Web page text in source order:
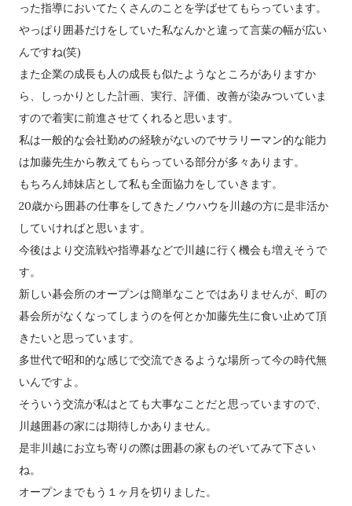
った指導においてたくさんのことを学ばせてもらっています。
やっぱり囲碁だけをしていた私なんかと違って言葉の幅が広い
んですね(笑)
また企業の成長も人の成長も似たようなところがありますか
ら、しっかりとした計画、実行、評価、改善が染みついていま
すので着実に前進させてくれると思います。
私は一般的な会社勤めの経験がないのでサラリーマン的な能力
は加藤先生から教えてもらっている部分が多々あります。
もちろん姉妹店として私も全面協力をしていきます。
20歳から囲碁の仕事をしてきたノウハウを川越の方に是非活か
していければと思います。
今後はより交流戦や指導碁などで川越に行く機会も増えそうで
す。
新しい碁会所のオープンは簡単なことではありませんが、町の
碁会所がなくなってしまうのを何とか加藤先生に食い止めて頂
きたいと思っています。
多世代で昭和的な感じで交流できるような場所って今の時代無
いんですよ。
そういう交流が私はとても大事なことだと思っていますので、
川越囲碁の家には期待しかありません。
是非川越にお立ち寄りの際は囲碁の家ものぞいてみて下さい
ね。
オープンまでもう１ヶ月を切りました。